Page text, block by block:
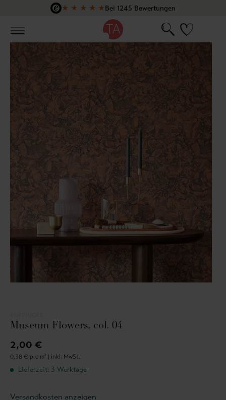
Zum Hauptinhalt springen
★ ★ ★ ★ ★Bei 1245 Bewertungen
Museum Flowers, col. 04
2,00 €
0,38 € pro m² | inkl. MwSt.
Lieferzeit: 3 Werktage
Versandkosten anzeigen